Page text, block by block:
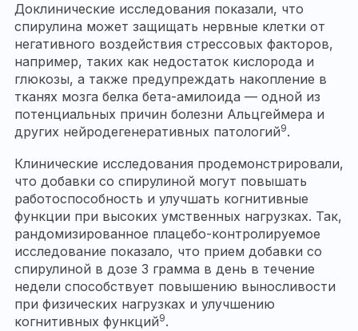
Доклинические исследования показали, что
спирулина может защищать нервные клетки от
негативного воздействия стрессовых факторов,
например, таких как недостаток кислорода и
глюкозы, а также предупреждать накопление в
тканях мозга белка бета-амилоида — одной из
потенциальных причин болезни Альцгеймера и
других нейродегенеративных патологий9.
Клинические исследования продемонстрировали,
что добавки со спирулиной могут повышать
работоспособность и улучшать когнитивные
функции при высоких умственных нагрузках. Так,
рандомизированное плацебо-контролируемое
исследование показало, что прием добавки со
спирулиной в дозе 3 грамма в день в течение
недели способствует повышению выносливости
при физических нагрузках и улучшению
когнитивных функций9.